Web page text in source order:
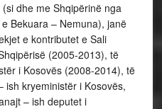
dhe me Shqipërinë nga
Bekuara – Nemuna), janë
e kontributet e Sali
(2005-2013), të
i Kosovës (2008-2014), të
ish kryeministër i Kosovës,
– ish deputet i